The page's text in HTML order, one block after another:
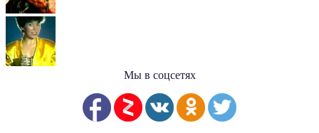
Мы в соцсетях